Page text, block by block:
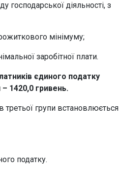
господарської діяльності, з
мінімуму;
заробітної плати.
єдиного податку
– 1420,0 гривень.
третьої групи встановлюється
податку.